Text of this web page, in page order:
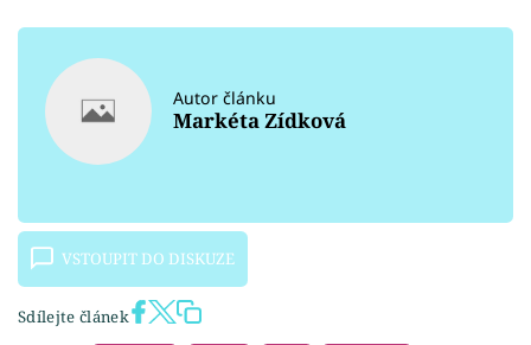
Autor článku
Markéta Zídková
VSTOUPIT DO DISKUZE
Sdílejte článek